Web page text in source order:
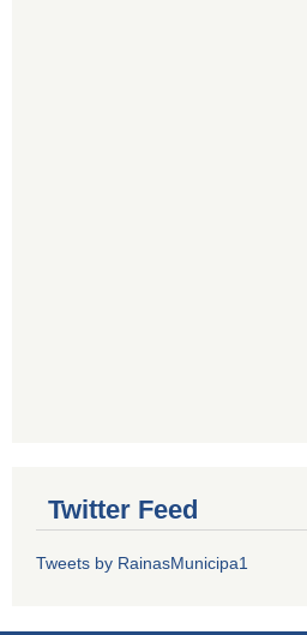
Twitter Feed
Tweets by RainasMunicipa1